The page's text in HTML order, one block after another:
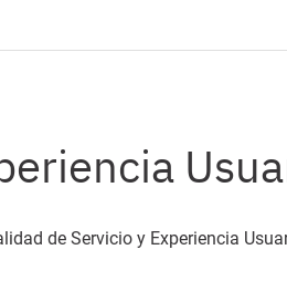
de Servicio y Experiencia